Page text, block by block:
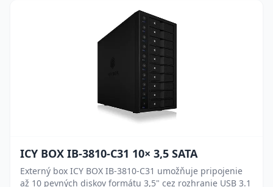
ICY BOX IB-3810-C31 10× 3,5 SATA
Externý box ICY BOX IB-3810-C31 umožňuje pripojenie
až 10 pevných diskov formátu 3,5" cez rozhranie USB 3.1